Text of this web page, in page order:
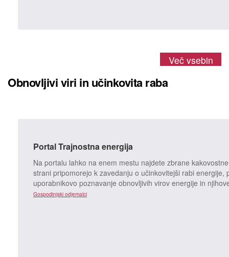
Več vsebin
Obnovljivi viri in učinkovita raba
Portal Trajnostna energija
Na portalu lahko na enem mestu najdete zbrane
strani pripomorejo k zavedanju o učinkovitejši rabi energije,
uporabnikovo poznavanje obnovljivih virov energije in
Gospodinjski odjemalci